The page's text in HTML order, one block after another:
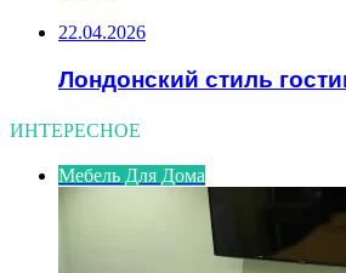
22.04.2026
Лондонский стиль
ИНТЕРЕСНОЕ
Мебель Для Дома